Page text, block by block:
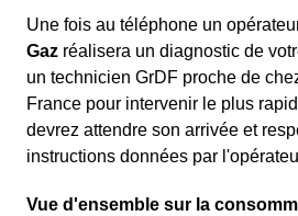
Une fois au téléphone un
Gaz réalisera un diagnostic de
un technicien GrDF proche de
France pour intervenir le plus
devrez attendre son arrivée et
instructions données par
Vue d'ensemble sur la